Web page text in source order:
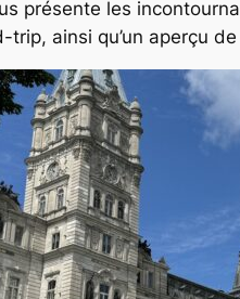
présente les
trip, ainsi qu’un aperçu